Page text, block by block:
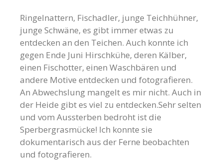
Ringelnattern, Fischadler, junge Teichhühner,
junge Schwäne, es gibt immer etwas zu
entdecken an den Teichen. Auch konnte ich
gegen Ende Juni Hirschkühe, deren Kälber,
einen Fischotter, einen Waschbären und
andere Motive entdecken und fotografieren.
An Abwechslung mangelt es mir nicht. Auch in
der Heide gibt es viel zu entdecken.Sehr selten
und vom Aussterben bedroht ist die
Sperbergrasmücke! Ich konnte sie
dokumentarisch aus der Ferne beobachten
und fotografieren.